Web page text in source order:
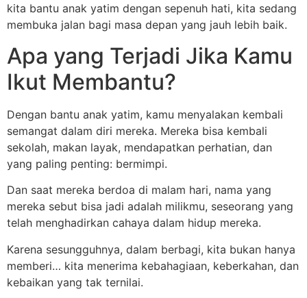
kita bantu anak yatim dengan sepenuh hati, kita sedang
membuka jalan bagi masa depan yang jauh lebih baik.
Apa yang Terjadi Jika Kamu
Ikut Membantu?
Dengan bantu anak yatim, kamu menyalakan kembali
semangat dalam diri mereka. Mereka bisa kembali
sekolah, makan layak, mendapatkan perhatian, dan
yang paling penting: bermimpi.
Dan saat mereka berdoa di malam hari, nama yang
mereka sebut bisa jadi adalah milikmu, seseorang yang
telah menghadirkan cahaya dalam hidup mereka.
Karena sesungguhnya, dalam berbagi, kita bukan hanya
memberi… kita menerima kebahagiaan, keberkahan, dan
kebaikan yang tak ternilai.